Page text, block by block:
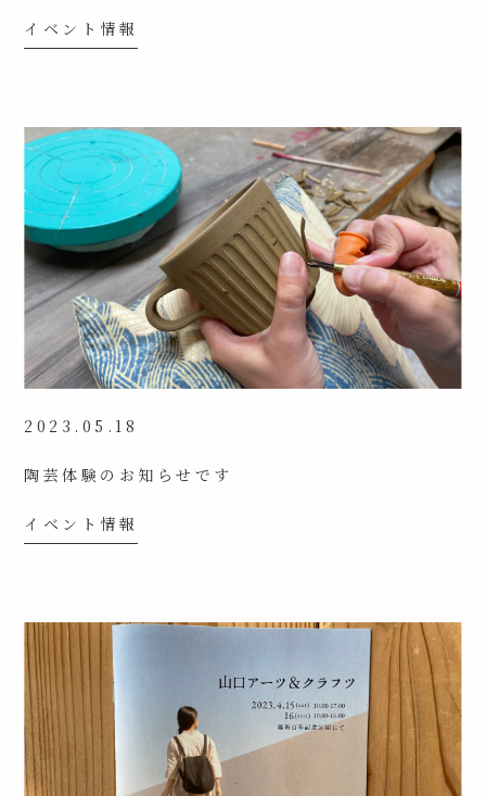
イベント情報
2023.05.18
陶芸体験のお知らせです
イベント情報